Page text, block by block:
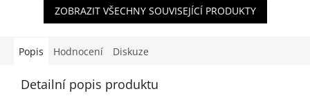
ZOBRAZIT VŠECHNY SOUVISEJÍCÍ PRODUKTY
Popis Hodnocení Diskuze
Detailní popis produktu